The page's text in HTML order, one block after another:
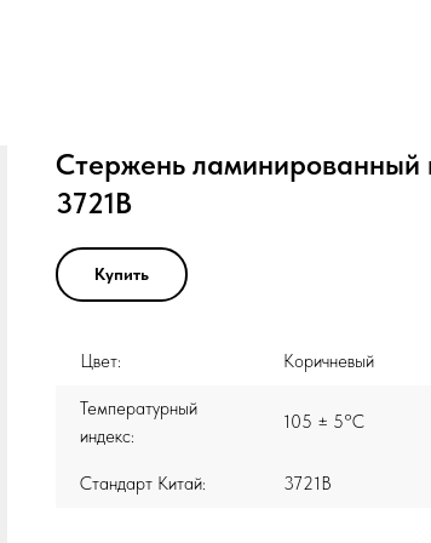
Стержень ламинированный
3721B
Купить
Цвет: Коричневый
Температурный
индекс:
105 ± 5°C
Стандарт Китай: 3721B